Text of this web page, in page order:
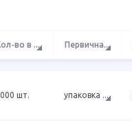
во в ... Первична...
шт. упаковка ...